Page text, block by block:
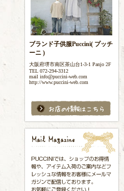
ブランド子供服Puccini( プッチ
ーニ )
大阪府堺市南区茶山台1-3-1 Panjo 2F
TEL 072-294-3312
mail info@puccini-web.com
http://www.puccini-web.com